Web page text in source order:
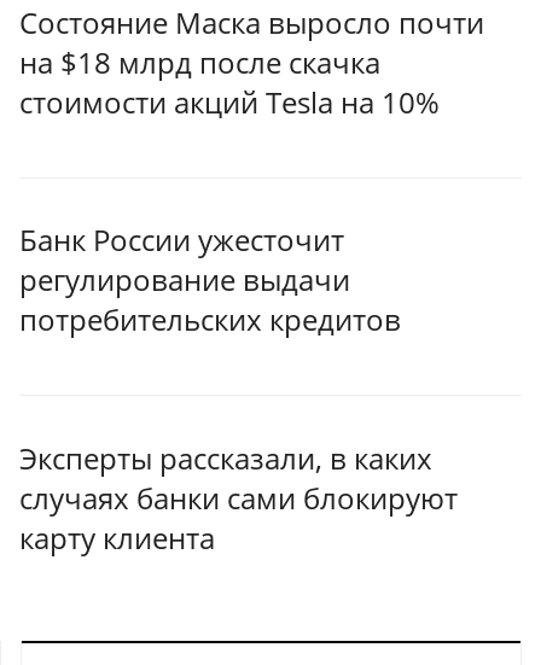
Состояние Маска выросло почти
на $18 млрд после скачка
стоимости акций Tesla на 10%
Банк России ужесточит
регулирование выдачи
потребительских кредитов
Эксперты рассказали, в каких
случаях банки сами блокируют
карту клиента